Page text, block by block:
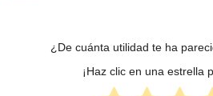
¿De cuánta utilidad te ha
¡Haz clic en una estrella